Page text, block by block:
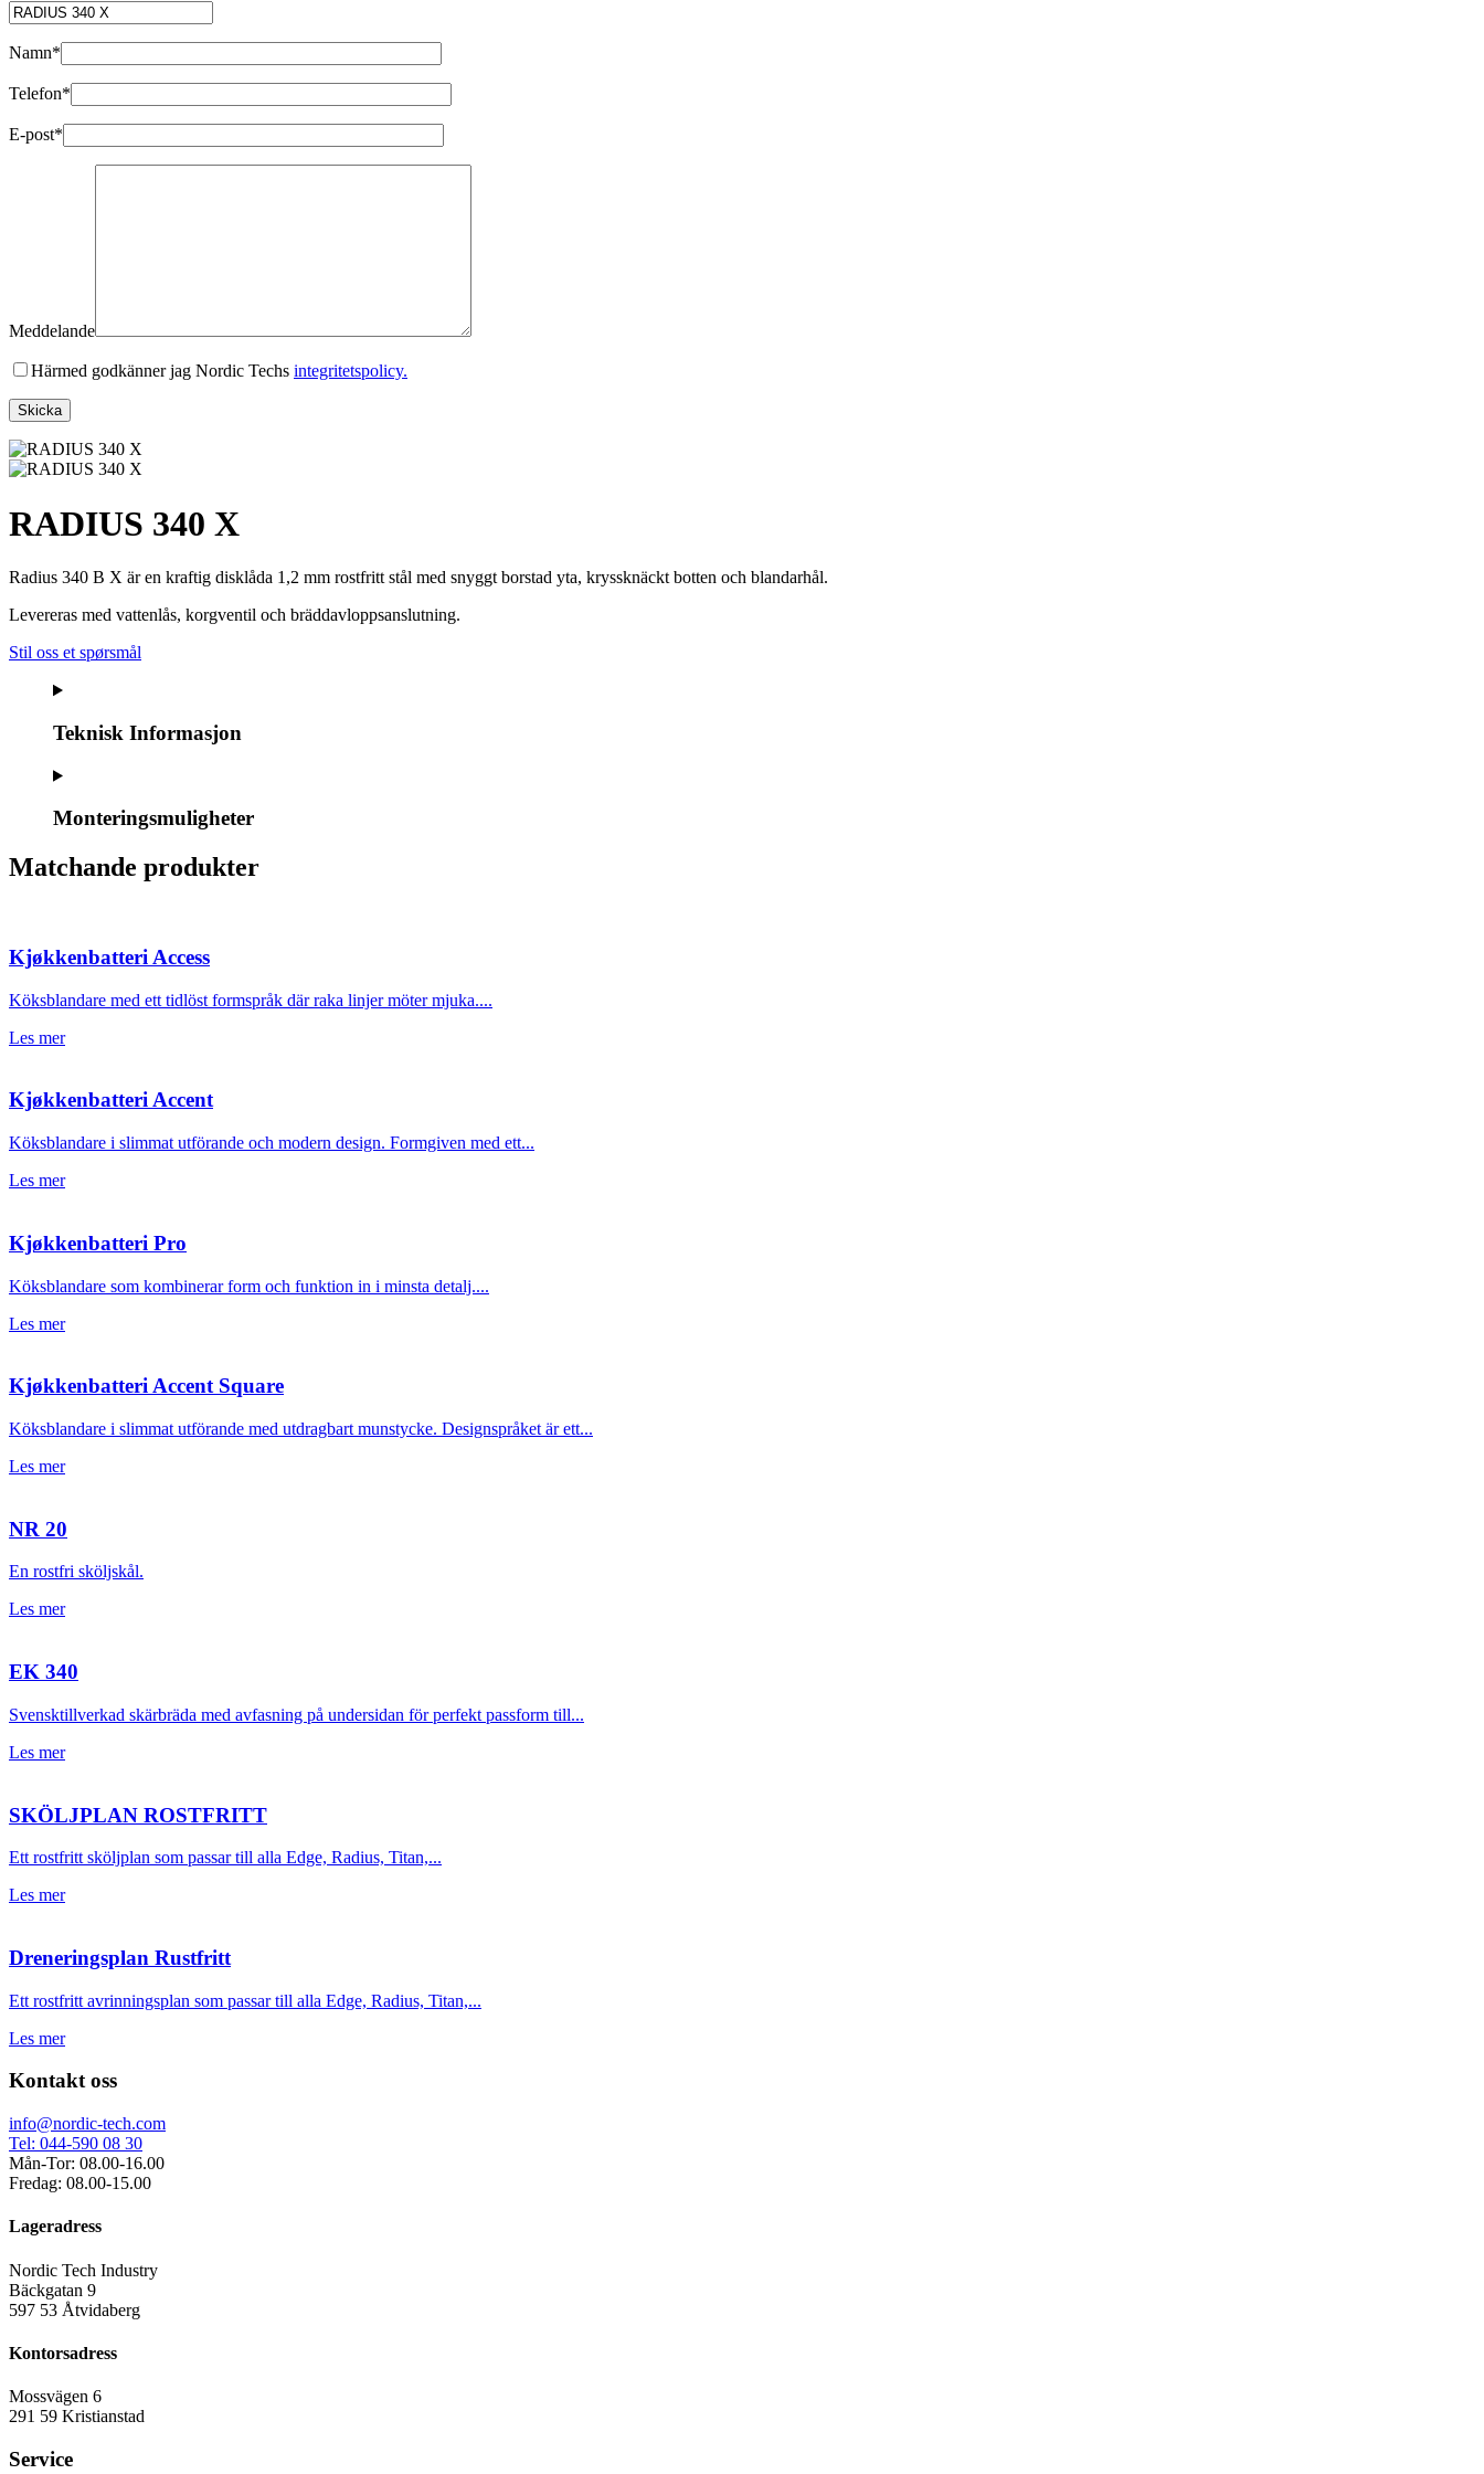
Namn*
Telefon*
E-post*
Meddelande
Härmed godkänner jag Nordic Techs integritetspolicy.
RADIUS 340 X
Radius 340 B X är en kraftig disklåda 1,2 mm rostfritt stål med snyggt borstad yta, kryssknäckt botten och blandarhål.
Levereras med vattenlås, korgventil och bräddavloppsanslutning.
Stil oss et spørsmål
Teknisk Informasjon
Monteringsmuligheter
Matchande produkter
Kjøkkenbatteri Access
Köksblandare med ett tidlöst formspråk där raka linjer möter mjuka....
Les mer
Kjøkkenbatteri Accent
Köksblandare i slimmat utförande och modern design. Formgiven med ett...
Les mer
Kjøkkenbatteri Pro
Köksblandare som kombinerar form och funktion in i minsta detalj....
Les mer
Kjøkkenbatteri Accent Square
Köksblandare i slimmat utförande med utdragbart munstycke. Designspråket är ett...
Les mer
NR 20
En rostfri sköljskål.
Les mer
EK 340
Svensktillverkad skärbräda med avfasning på undersidan för perfekt passform till...
Les mer
SKÖLJPLAN ROSTFRITT
Ett rostfritt sköljplan som passar till alla Edge, Radius, Titan,...
Les mer
Dreneringsplan Rustfritt
Ett rostfritt avrinningsplan som passar till alla Edge, Radius, Titan,...
Les mer
Kontakt oss
info@nordic-tech.com
Tel: 044-590 08 30
Mån-Tor: 08.00-16.00
Fredag: 08.00-15.00
Lageradress
Nordic Tech Industry
Bäckgatan 9
597 53 Åtvidaberg
Kontorsadress
Mossvägen 6
291 59 Kristianstad
Service